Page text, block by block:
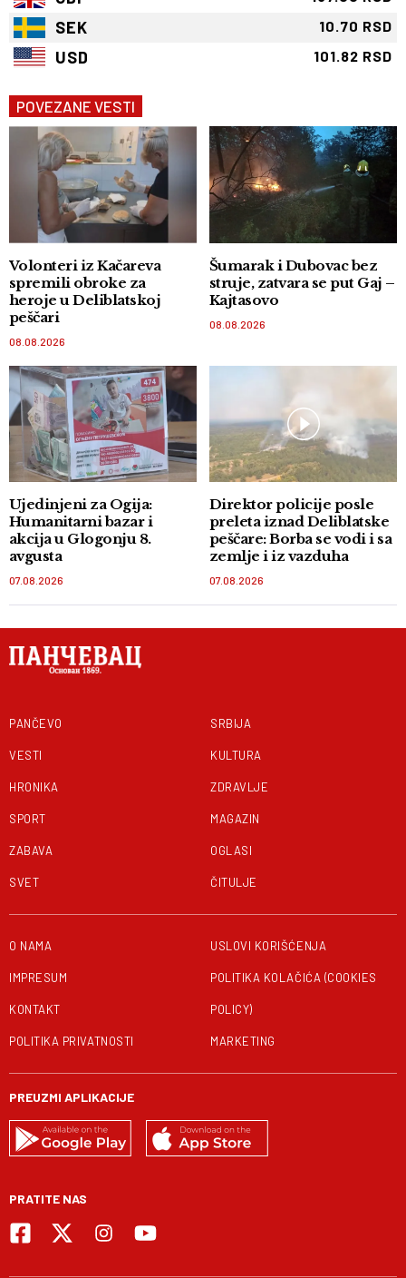
SEK 10.70 RSD
USD 101.82 RSD
POVEZANE VESTI
Volonteri iz Kačareva
spremili obroke za
heroje u Deliblatskoj
peščari
08.08.2026
Šumarak i Dubovac bez
struje, zatvara se put Gaj –
Kajtasovo
08.08.2026
Ujedinjeni za Ogija:
Humanitarni bazar i
akcija u Glogonju 8.
avgusta
07.08.2026
Direktor policije posle
preleta iznad Deliblatske
peščare: Borba se vodi i sa
zemlje i iz vazduha
07.08.2026
PANČEVO
VESTI
HRONIKA
SPORT
ZABAVA
SVET
SRBIJA
KULTURA
ZDRAVLJE
MAGAZIN
OGLASI
ČITULJE
O NAMA
IMPRESUM
KONTAKT
POLITIKA PRIVATNOSTI
USLOVI KORIŠĆENJA
POLITIKA KOLAČIĆA (COOKIES
POLICY)
MARKETING
PREUZMI APLIKACIJE
PRATITE NAS